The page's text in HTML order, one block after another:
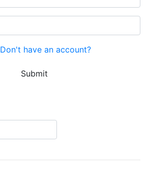
Don't have an account?
Submit